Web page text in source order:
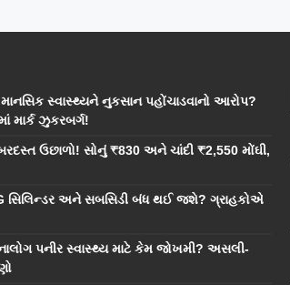
સ્વાસ્થ્યને નુકસાન પહોંચાડવાનો આરોપ?
માર્ક ઝુકરબર્ગ!
ઉછાળો! સોનું ₹830 અને ચાંદી ₹2,550 મોંઘી,
સિલિન્ડર અને સબસિડી બંધ થઈ જશે? ગ્રાહકોએ
પનીર સ્વાસ્થ્ય માટે કેમ જોખમી? અસલી-